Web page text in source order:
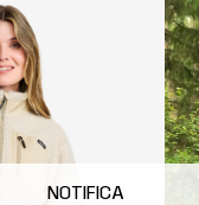
NOTIFICA